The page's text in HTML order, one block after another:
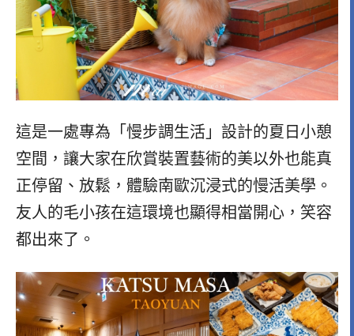
這是一處專為「慢步調生活」設計的夏日小憩
空間，讓大家在欣賞裝置藝術的美以外也能真
正停留、放鬆，體驗南歐沉浸式的慢活美學。
友人的毛小孩在這環境也顯得相當開心，笑容
都出來了。